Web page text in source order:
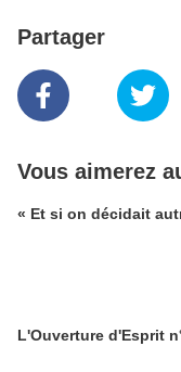
Partager
Vous aimerez
« Et si on décidait
L'Ouverture d'Esprit